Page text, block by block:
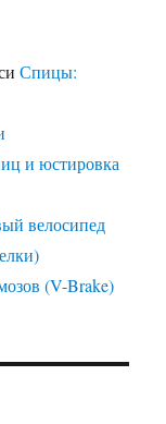
Спицы:
и юстировка
велосипед
(V-Brake)